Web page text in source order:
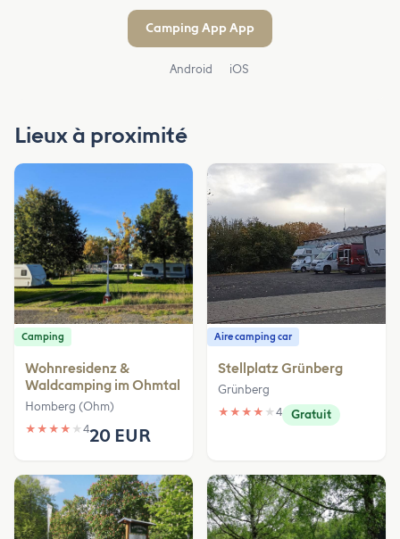
Camping App App
Android iOS
Lieux à proximité
Camping
Wohnresidenz &
Waldcamping im Ohmtal
Homberg (Ohm)
★ ★ ★ ★ ★ 420 EUR
Aire camping car
Stellplatz Grünberg
Grünberg
★ ★ ★ ★ ★ 4 Gratuit